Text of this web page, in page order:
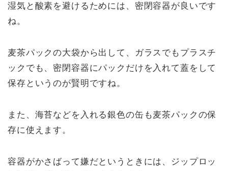
湿気と酸素を避けるためには、密閉容器が良いです
ね。
麦茶パックの大袋から出して、ガラスでもプラスチ
ックでも、密閉容器にパックだけを入れて蓋をして
保存というのが賢明ですね。
また、海苔などを入れる銀色の缶も麦茶パックの保
存に使えます。
容器がかさばって嫌だというときには、ジップロッ